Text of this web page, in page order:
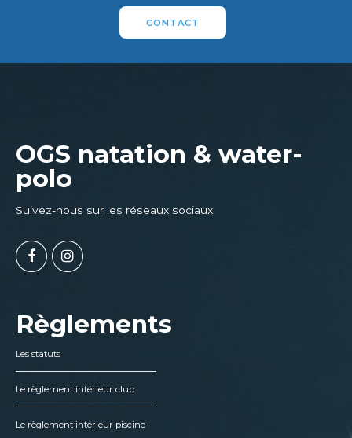
CONTACT
OGS natation & water-
polo
Suivez-nous sur les réseaux sociaux
Règlements
Les statuts
Le règlement intérieur club
Le règlement intérieur piscine